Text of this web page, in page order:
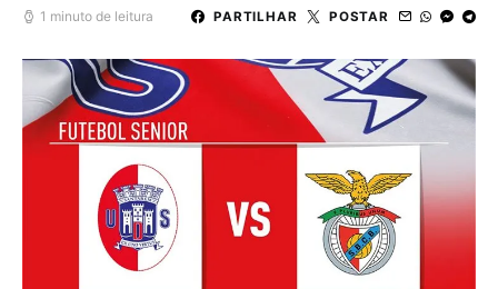
1 minuto de leitura PARTILHAR POSTAR